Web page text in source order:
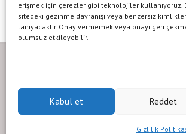
erişmek için çerezler gibi teknolojiler
sitedeki gezinme davranışı veya benzersiz
tanıyacaktır. Onay vermemek veya onayı geri
olumsuz etkileyebilir.
Kabul et Reddet
Gizlilik
LED PROJEKTÖR
LED YOL VE CADDE